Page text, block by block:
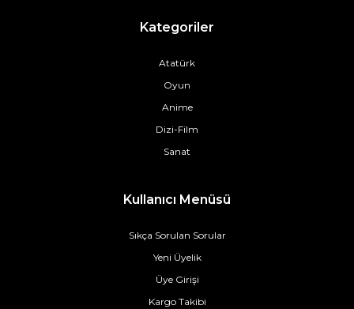
Kategoriler
Atatürk
Oyun
Anime
Dizi-Film
Sanat
Kullanıcı Menüsü
Sıkça Sorulan Sorular
Yeni Üyelik
Üye Girişi
Kargo Takibi